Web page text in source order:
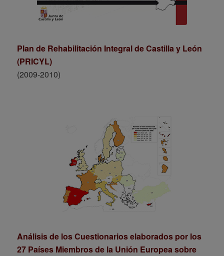
Plan de Rehabilitación Integral de Castilla y León
(PRICYL)
(2009-2010)
Análisis de los Cuestionarios elaborados por los
27 Países Miembros de la Unión Europea sobre